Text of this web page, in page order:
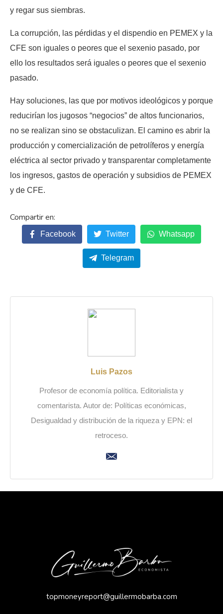
y regar sus siembras.
La corrupción, las pérdidas y el dispendio en PEMEX y la
CFE son iguales o peores que el sexenio pasado, por
ello los resultados será iguales o peores que el sexenio
pasado.
Hay soluciones, las que por motivos ideológicos y porque
reducirían los jugosos “negocios” de altos funcionarios,
no se realizan sino se obstaculizan. El camino es abrir la
producción y comercialización de petrolíferos y energía
eléctrica al sector privado y transparentar completamente
los ingresos, gastos de operación y subsidios de PEMEX
y de CFE.
Facebook Twitter Whatsapp
Telegram
Luis Pazos
Profesor de economía política. Editorialista y
comentarista. Autor de: Políticas económicas,
Desigualdad y distribución de la riqueza y EPN: el
retroceso.
topmoneyreport@guillermobarba.com